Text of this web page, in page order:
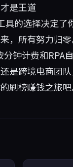
是王道
具的选择决定
，所有努力归
钟计费和
是跨境电商团
刷榜赚钱之旅吧